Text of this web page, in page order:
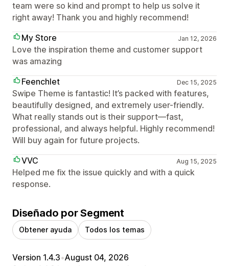
team were so kind and prompt to help us solve it
right away! Thank you and highly recommend!
My Store
Jan 12, 2026
Love the inspiration theme and customer support
was amazing
Feenchlet
Dec 15, 2025
Swipe Theme is fantastic! It’s packed with features,
beautifully designed, and extremely user-friendly.
What really stands out is their support—fast,
professional, and always helpful. Highly recommend!
Will buy again for future projects.
VVC
Aug 15, 2025
Helped me fix the issue quickly and with a quick
response.
Diseñado por Segment
Obtener ayuda Todos los temas
Version 1.4.3•August 04, 2026